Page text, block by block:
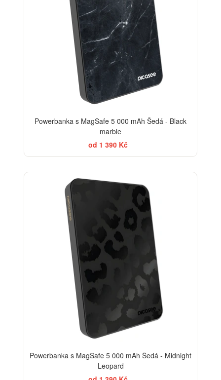
Powerbanka s MagSafe 5 000 mAh Šedá - Black
marble
od 1 390 Kč
Powerbanka s MagSafe 5 000 mAh Šedá - Midnight
Leopard